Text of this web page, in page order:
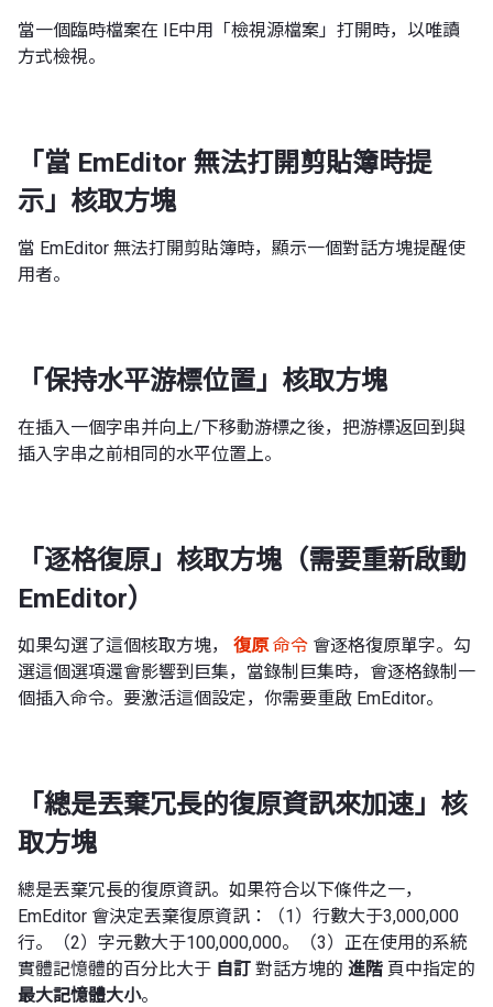
當一個臨時檔案在 IE中用「檢視源檔案」打開時，以唯讀
方式檢視。
「當 EmEditor 無法打開剪貼簿時提
示」核取方塊
當 EmEditor 無法打開剪貼簿時，顯示一個對話方塊提醒使
用者。
「保持水平游標位置」核取方塊
在插入一個字串并向上/下移動游標之後，把游標返回到與
插入字串之前相同的水平位置上。
「逐格復原」核取方塊（需要重新啟動
EmEditor）
如果勾選了這個核取方塊， 復原命令 會逐格復原單字。勾
選這個選項還會影響到巨集，當錄制巨集時，會逐格錄制一
個插入命令。要激活這個設定，你需要重啟 EmEditor。
「總是丟棄冗長的復原資訊來加速」核
取方塊
總是丟棄冗長的復原資訊。如果符合以下條件之一，
EmEditor 會決定丟棄復原資訊：（1）行數大于3,000,000
行。（2）字元數大于100,000,000。（3）正在使用的系統
實體記憶體的百分比大于 自訂 對話方塊的 進階 頁中指定的
最大記憶體大小。